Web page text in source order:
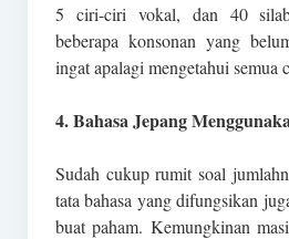
5 ciri-ciri vokal, dan 40
beberapa konsonan yang
ingat apalagi mengetahui semua
4. Bahasa Jepang
Sudah cukup rumit soal
tata bahasa yang difungsikan
buat paham. Kemungkinan